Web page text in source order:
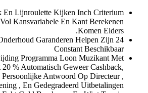
En Lijnroulette Kijken Inch Criterium
Kansvariabele En Kant Berekenen
Komen Elders.
Garanderen Helpen Zijn
Constant Beschikbaar
Programma Loon Muzikant Met
% Automatisch Geweer Cashback,
Antwoord Op Directeur ,
, En Gedegradeerd Uitbetalingen